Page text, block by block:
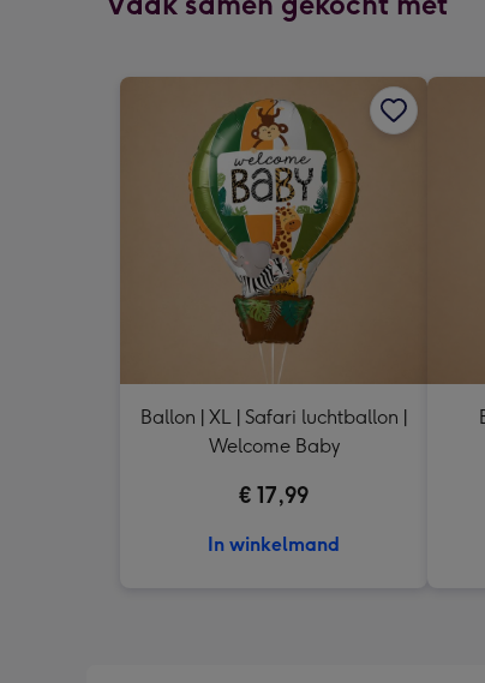
Ballon | XL | Safari luchtballon |
Welcome Baby
€ 17,99
In winkelmand